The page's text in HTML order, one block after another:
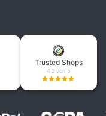
Trusted Shops
4.2 von 5